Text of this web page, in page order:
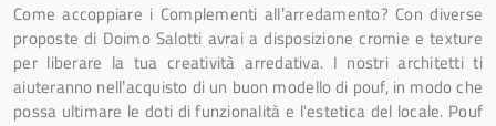
Come accoppiare i Complementi all’arredamento? Con diverse
proposte di Doimo Salotti avrai a disposizione cromie e texture
per liberare la tua creatività arredativa. I nostri architetti ti
aiuteranno nell’acquisto di un buon modello di pouf, in modo che
possa ultimare le doti di funzionalità e l'estetica del locale. Pouf